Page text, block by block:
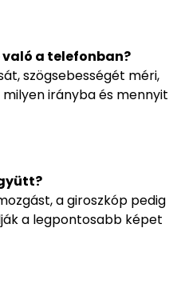
való a telefonban?
szögsebességét méri,
irányba és mennyit
a giroszkóp pedig
a legpontosabb képet